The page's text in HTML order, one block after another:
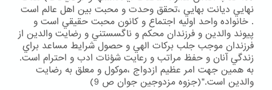
نهايي ديانت بهايي ،تحقق وحدت و محبت بين اهل عالم است
. خانواده واحد اوليه اجتماع و كانون محبت حقيقي است و
پيوند والدين و فرزندان محكم و ناگسستني و رضايت والدين از
فرزندان موجب جلب بركات الهي و حصول شرايط مساعد براي
زندگي آنان و حفظ مراتب و رعايت شؤنات ادب و احترام است.
به همين جهت امر عظيم ازدواج ،موكول و معلق به رضايت
والدين است."(جزوه مزدوجين جوان ص 9)